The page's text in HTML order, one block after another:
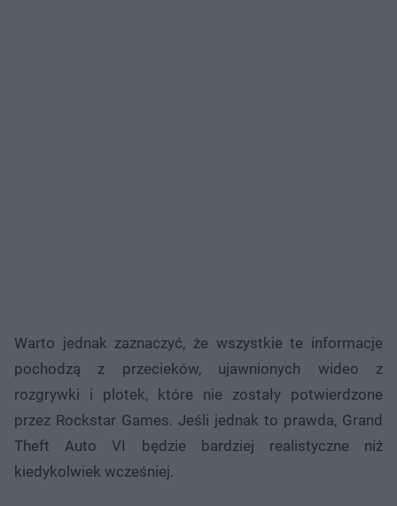
Warto jednak zaznaczyć, że wszystkie te informacje
pochodzą z przecieków, ujawnionych wideo z
rozgrywki i plotek, które nie zostały potwierdzone
przez Rockstar Games. Jeśli jednak to prawda, Grand
Theft Auto VI będzie bardziej realistyczne niż
kiedykolwiek wcześniej.